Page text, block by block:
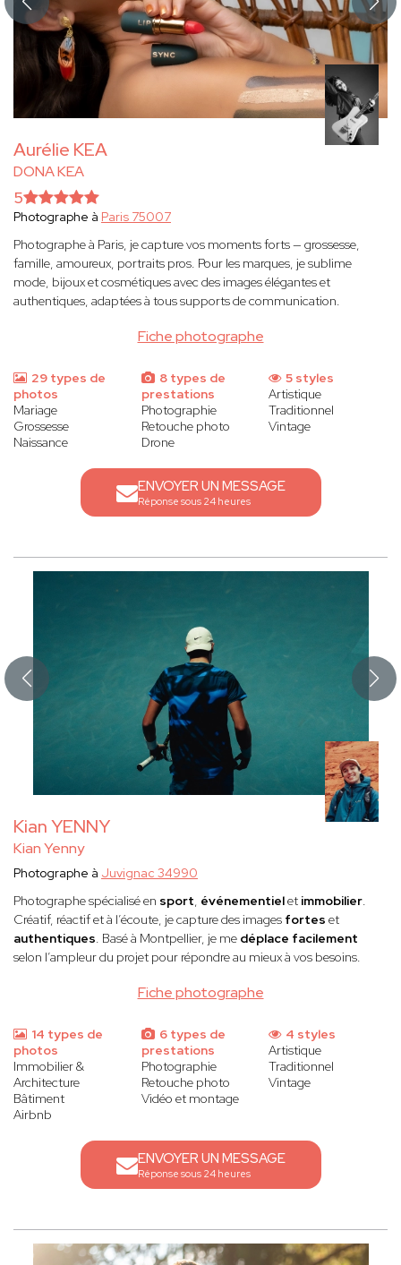
Aurélie KEA
DONA KEA
Fiche photographe
5
Photographe à Paris 75007
Photographe à Paris, je capture vos moments forts — grossesse,
famille, amoureux, portraits pros. Pour les marques, je sublime
mode, bijoux et cosmétiques avec des images élégantes et
authentiques, adaptées à tous supports de communication.
29 types de
photos
Mariage
Grossesse
Naissance
8 types de
prestations
Photographie
Retouche photo
Drone
5 styles
Artistique
Traditionnel
Vintage
ENVOYER UN MESSAGE
Réponse sous 24 heures
Kian YENNY
Kian Yenny
Fiche photographe
Photographe à Juvignac 34990
Photographe spécialisé en sport, événementielet immobilier.
Créatif, réactif et à l’écoute, je capture des images fortes et
authentiques. Basé à Montpellier, je me déplace facilement
selon l’ampleur du projet pour répondre au mieux à vos besoins.
14 types de
photos
Immobilier &
Architecture
Bâtiment
Airbnb
6 types de
prestations
Photographie
Retouche photo
Vidéo et montage
4 styles
Artistique
Traditionnel
Vintage
ENVOYER UN MESSAGE
Réponse sous 24 heures